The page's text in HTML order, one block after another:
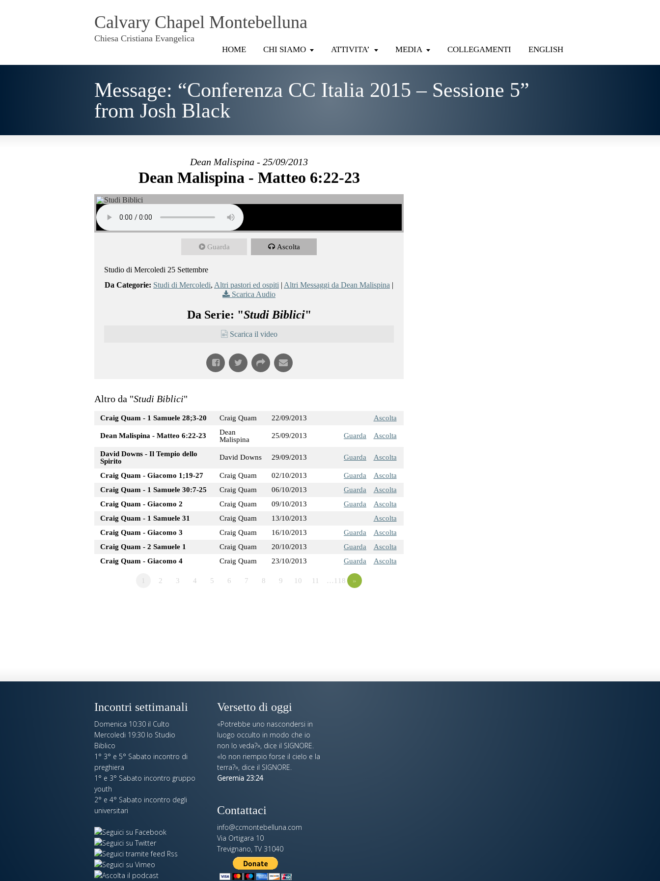
Calvary Chapel Montebelluna
Chiesa Cristiana Evangelica
HOME CHI SIAMO ATTIVITA’ MEDIA COLLEGAMENTI ENGLISH
Message: “Conferenza CC Italia 2015 – Sessione 5”
from Josh Black
Dean Malispina - 25/09/2013
Dean Malispina - Matteo 6:22-23
Guarda Ascolta
Studio di Mercoledi 25 Settembre
Da Categorie: Studi di Mercoledi, Altri pastori ed ospiti | Altri Messaggi da Dean Malispina |
Scarica Audio
Da Serie: "Studi Biblici"
Scarica il video
Altro da "Studi Biblici"
Craig Quam - 1 Samuele 28;3-20 Craig Quam 22/09/2013 Ascolta
Dean Malispina - Matteo 6:22-23
Dean
Malispina
25/09/2013 Guarda Ascolta
David Downs - Il Tempio dello
Spirito
David Downs 29/09/2013 Guarda Ascolta
Craig Quam - Giacomo 1;19-27 Craig Quam 02/10/2013 Guarda
Ascolta
Craig Quam - 1 Samuele 30:7-25
Craig Quam 06/10/2013 Guarda
Ascolta
Craig Quam - Giacomo 2
Craig Quam 09/10/2013 Guarda
Ascolta
Craig Quam - 1 Samuele 31
Craig Quam 13/10/2013
Ascolta
Craig Quam - Giacomo 3
Craig Quam 16/10/2013 Guarda
Ascolta
Craig Quam - 2 Samuele 1
Craig Quam 20/10/2013 Guarda
Ascolta
Craig Quam - Giacomo 4
Craig Quam 23/10/2013 Guarda Ascolta
2 3 4 5 6 7 8 9 10 11 …118 »
Incontri settimanali
Domenica 10:30 il Culto
Mercoledi 19:30 lo Studio
Biblico
1° 3° e 5° Sabato incontro di
preghiera
1° e 3° Sabato incontro gruppo
youth
2° e 4° Sabato incontro degli
universitari
Versetto di oggi
«Potrebbe uno nascondersi in
luogo occulto in modo che io
non lo veda?», dice il SIGNORE.
«Io non riempio forse il cielo e la
terra?», dice il SIGNORE.
Geremia 23:24
Contattaci
info@ccmontebelluna.com
Via Ortigara 10
Trevignano, TV 31040